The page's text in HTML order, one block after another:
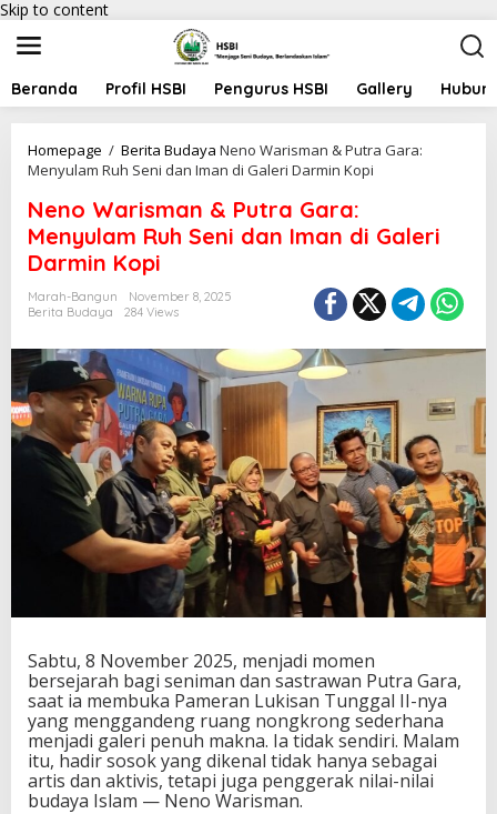
Skip to content
Beranda Profil HSBI Pengurus HSBI Gallery
Homepage / Berita Budaya Neno Warisman & Putra Gara:
Menyulam Ruh Seni dan Iman di Galeri Darmin Kopi
Neno Warisman & Putra Gara:
Menyulam Ruh Seni dan Iman di Galeri
Darmin Kopi
Marah-Bangun
November 8, 2025
Berita Budaya
284 Views
Sabtu, 8 November 2025, menjadi momen
bersejarah bagi seniman dan sastrawan Putra Gara,
saat ia membuka Pameran Lukisan Tunggal II-nya
yang menggandeng ruang nongkrong sederhana
menjadi galeri penuh makna. Ia tidak sendiri. Malam
itu, hadir sosok yang dikenal tidak hanya sebagai
artis dan aktivis, tetapi juga penggerak nilai-nilai
budaya Islam — Neno Warisman.